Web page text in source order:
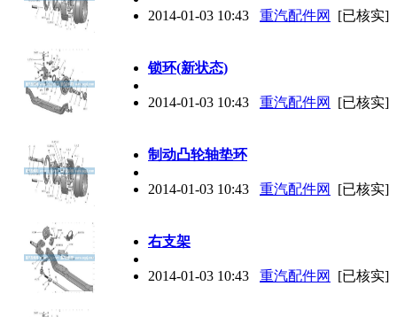
2014-01-03 10:43 重汽配件网 [已核实]
锁环(新状态)
2014-01-03 10:43 重汽配件网 [已核实]
制动凸轮轴垫环
2014-01-03 10:43 重汽配件网 [已核实]
右支架
2014-01-03 10:43 重汽配件网 [已核实]